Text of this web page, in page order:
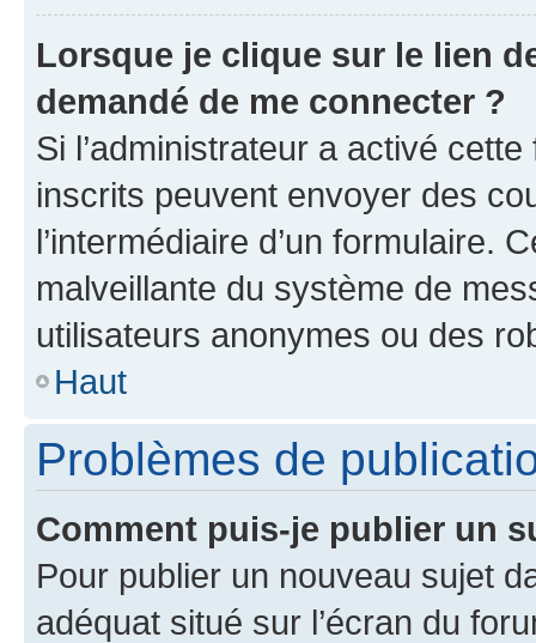
Lorsque je clique sur le lien
demandé de me connecter ?
Si l’administrateur a activé
inscrits peuvent envoyer des
l’intermédiaire d’un formulaire.
malveillante du système de
utilisateurs anonymes ou des
Haut
Problèmes de
Comment puis-je publier un
Pour publier un nouveau sujet
adéquat situé sur l’écran du